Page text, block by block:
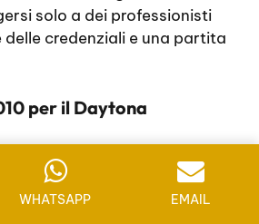
solo a dei professionisti
delle credenziali e una partita
per il Daytona
stai cambiati molti elementi,
più incisa e in acciaio, ma si
una lunetta in ceramica
WHATSAPP EMAIL